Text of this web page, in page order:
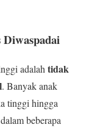
adalahtidak
. Banyak anak
tinggi hingga
beberapa